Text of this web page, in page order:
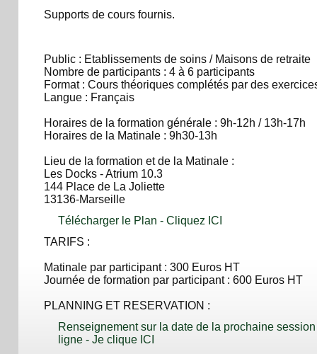
Supports de cours fournis.
Public : Etablissements de soins / Maisons de retraite
Nombre de participants : 4 à 6 participants
Format : Cours théoriques complétés par des
Langue : Français
Horaires de la formation générale : 9h-12h / 13h-17h
Horaires de la Matinale : 9h30-13h
Lieu de la formation et de la Matinale :
Les Docks - Atrium 10.3
144 Place de La Joliette
13136-Marseille
Télécharger le Plan - Cliquez ICI
TARIFS :
Matinale par participant : 300 Euros HT
Journée de formation par participant : 600 Euros HT
PLANNING ET RESERVATION :
Renseignement sur la date de la prochaine
ligne - Je clique ICI